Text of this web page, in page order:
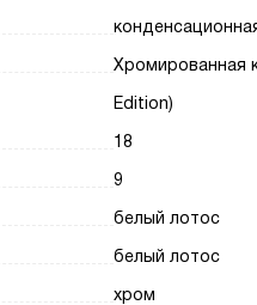
Хромированная
Edition)
18
9
белый лотос
белый лотос
хром